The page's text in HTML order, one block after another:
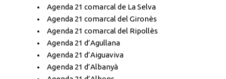
Agenda 21 comarcal de La Selva
Agenda 21 comarcal del Gironès
Agenda 21 comarcal del Ripollès
Agenda 21 d’Agullana
Agenda 21 d’Aiguaviva
Agenda 21 d’Albanyà